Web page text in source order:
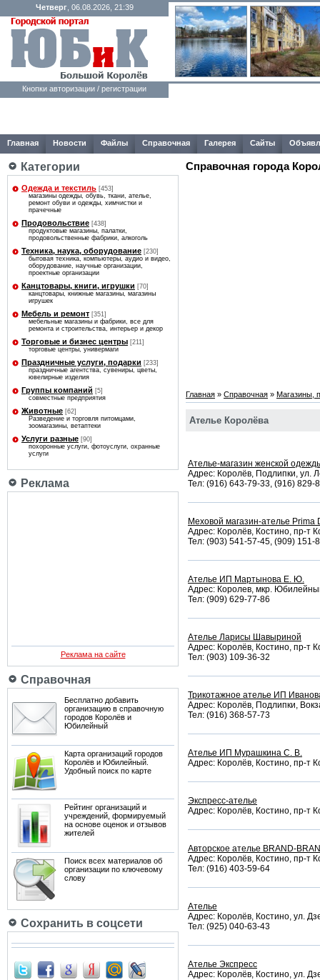
Четверг, 06.08.2026, 21:39
Кнопки авторизации / регистрации
Главная Новости Файлы Справочная Галерея Сайты
Категории
Одежда и текстиль [453]
магазины одежды, обувь, ткани, ателье,
ремонт обуви и одежды, химчистки и
прачечные
Продовольствие [438]
продуктовые магазины, палатки,
продовольственные фабрики, алкоголь
Техника, наука, оборудование [230]
бытовая техника, компьютеры, аудио и видео,
оборудование, научные организации,
проектные организации
Канцтовары, книги, игрушки [70]
канцтовары, книжные магазины, магазины
игрушек
Мебель и ремонт [351]
мебельные магазины и фабрики, все для
ремонта и строительства, интерьер и декор
Торговые и бизнес центры [211]
торговые центры, универмаги
Праздничные услуги, подарки [233]
праздничные агентства, сувениры, цветы,
ювелирные изделия
Группы компаний [5]
совместные предприятия
Животные [62]
Разведение и торговля питомцами,
зоомагазины, ветаптеки
Услуги разные [90]
похоронные услуги, фотоуслуги, охранные
услуги
Реклама
Реклама на сайте
Справочная
Бесплатно добавить
организацию в справочную
городов Королёв и
Юбилейный
Карта организаций городов
Королёв и Юбилейный.
Удобный поиск по карте
Рейтинг организаций и
учреждений, формируемый
на основе оценок и отзывов
жителей
Поиск всех материалов об
организации по ключевому
слову
Сохранить в соцсети
Справочная города
Главная » Справочная » Магазины,
Ателье Королёва
Ателье-магазин женской
Адрес: Королёв, Подлипки, ул.
Тел: (916) 643-79-33, (916) 829-
Меховой магазин-ателье Prima
Адрес: Королёв, Костино, пр-т
Тел: (903) 541-57-45, (909) 151-
Ателье ИП Мартынова Е. Ю.
Адрес: Королев, мкр.
Тел: (909) 629-77-86
Ателье Ларисы Шавыриной
Адрес: Королёв, Костино, пр-т
Тел: (903) 109-36-32
Трикотажное ателье ИП
Адрес: Королёв, Подлипки,
Тел: (916) 368-57-73
Ателье ИП Мурашкина С. В.
Адрес: Королёв, Костино, пр-т
Экспресс-ателье
Адрес: Королёв, Костино, пр-т
Авторское ателье BRAND-
Адрес: Королёв, Костино, пр-т
Тел: (916) 403-59-64
Ателье
Адрес: Королёв, Костино, ул.
Тел: (925) 040-63-43
Ателье Экспресс
Адрес: Королёв, Костино, ул.